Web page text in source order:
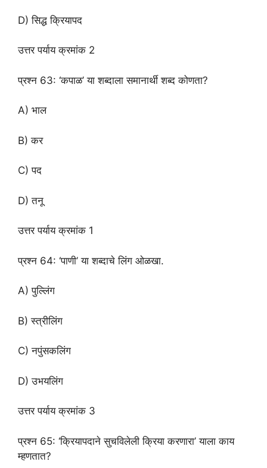
D) सिद्ध क्रियापद
उत्तर पर्याय क्रमांक 2
प्रश्न 63: ‘कपाळ’ या शब्दाला समानार्थी शब्द कोणता?
A) भाल
B) कर
C) पद
D) तनू
उत्तर पर्याय क्रमांक 1
प्रश्न 64: ‘पाणी’ या शब्दाचे लिंग ओळखा.
A) पुल्लिंग
B) स्त्रीलिंग
C) नपुंसकलिंग
D) उभयलिंग
उत्तर पर्याय क्रमांक 3
प्रश्न 65: ‘क्रियापदाने सुचविलेली क्रिया करणारा’ याला काय
म्हणतात?